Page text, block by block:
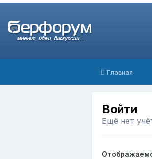
Главная
Войти
Ещё нет